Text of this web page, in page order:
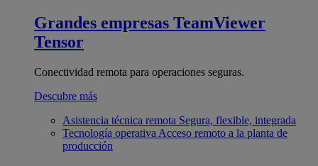
Grandes empresas TeamViewer
Tensor
Conectividad remota para operaciones seguras.
Descubre más
Asistencia técnica remota Segura, flexible, integrada
Tecnología operativa Acceso remoto a la planta de
producción